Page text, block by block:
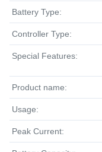
Battery Type:
Controller Type:
Special Features:
Product name:
Usage:
Peak Current: